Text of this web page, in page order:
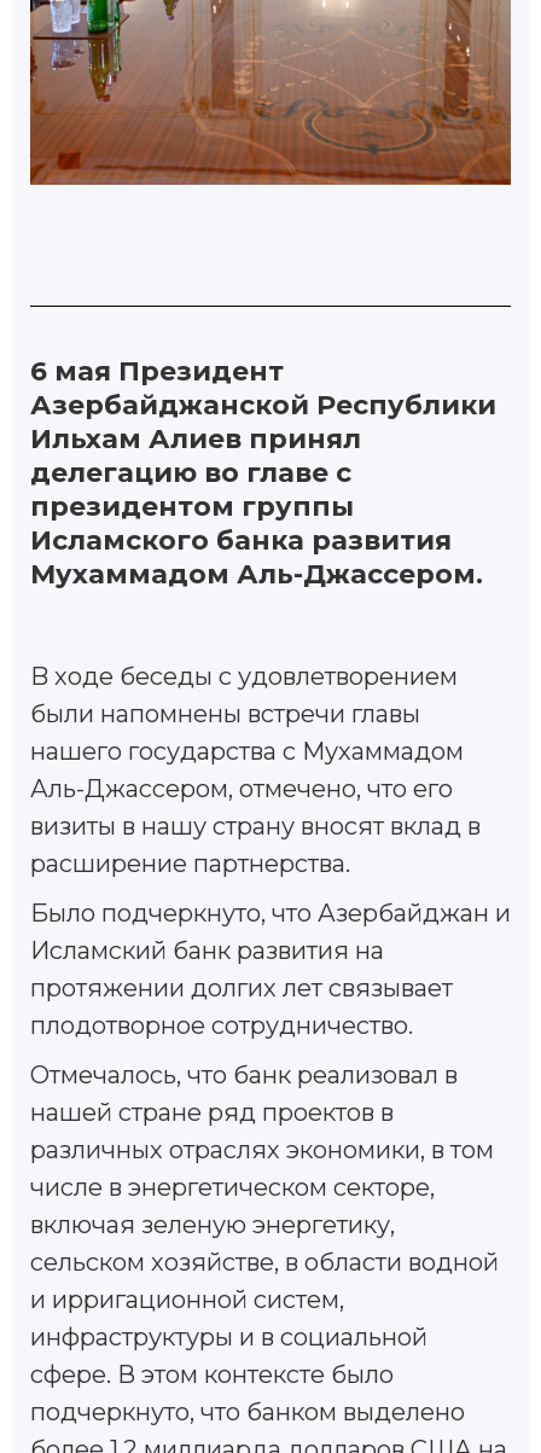
6 мая Президент
Азербайджанской Республики
Ильхам Алиев принял
делегацию во главе с
президентом группы
Исламского банка развития
Мухаммадом Аль-Джассером.
B ходе беседы с удовлетворением
были напомнены встречи главы
нашего государства с Мухаммадом
Аль-Джассером, отмечено, что его
визиты в нашу страну вносят вклад в
расширение партнерства.
Было подчеркнуто, что Азербайджан и
Исламский банк развития на
протяжении долгих лет связывает
плодотворное сотрудничество.
Отмечалось, что банк реализовал в
нашей стране ряд проектов в
различных отраслях экономики, в том
числе в энергетическом секторе,
включая зеленую энергетику,
сельском хозяйстве, в области водной
и ирригационной систем,
инфраструктуры и в социальной
сфере. В этом контексте было
подчеркнуто, что банком выделено